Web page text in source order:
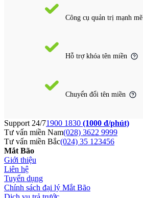
Công cụ quản trị mạnh mẽ
Hỗ trợ khóa tên miền
Chuyển đổi tên miền
Support 24/71900 1830 (1000 đ/phút)
Tư vấn miền Nam(028) 3622 9999
Tư vấn miền Bắc(024) 35 123456
Mắt Bão
Giới thiệu
Liên hệ
Tuyển dụng
Chính sách đại lý Mắt Bão